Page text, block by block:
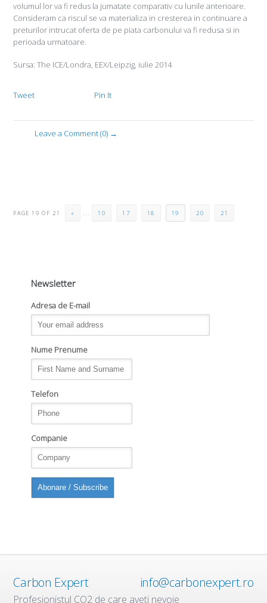
volumul lor va fi redus la jumatate comparativ cu lunile anterioare.
Consideram ca riscul se va materializa in cresterea in continuare a
preturilor intrucat oferta de pe piata carbonului va fi redusa si in
perioada urmatoare.
Sursa: The ICE/Londra, EEX/Leipzig, iulie 2014
Tweet Pin It
Leave a Comment (0) →
PAGE 19 OF 21 « ... 10 17 18 19 20 21
Newsletter
Adresa de E-mail
Nume Prenume
Telefon
Companie
Carbon Expert info@carbonexpert.ro
Profesionistul CO2 de care aveti nevoie